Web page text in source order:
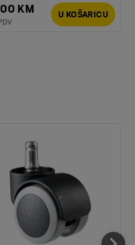
KM U KOŠARICU